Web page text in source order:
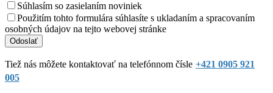
Súhlasím so zasielaním noviniek
Použitím tohto formulára súhlasíte s ukladaním a spracovaním
osobných údajov na tejto webovej stránke
Tiež nás môžete kontaktovať na telefónnom čísle +421 0905 921
005